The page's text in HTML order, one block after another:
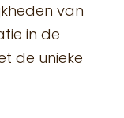
van
in de
de unieke